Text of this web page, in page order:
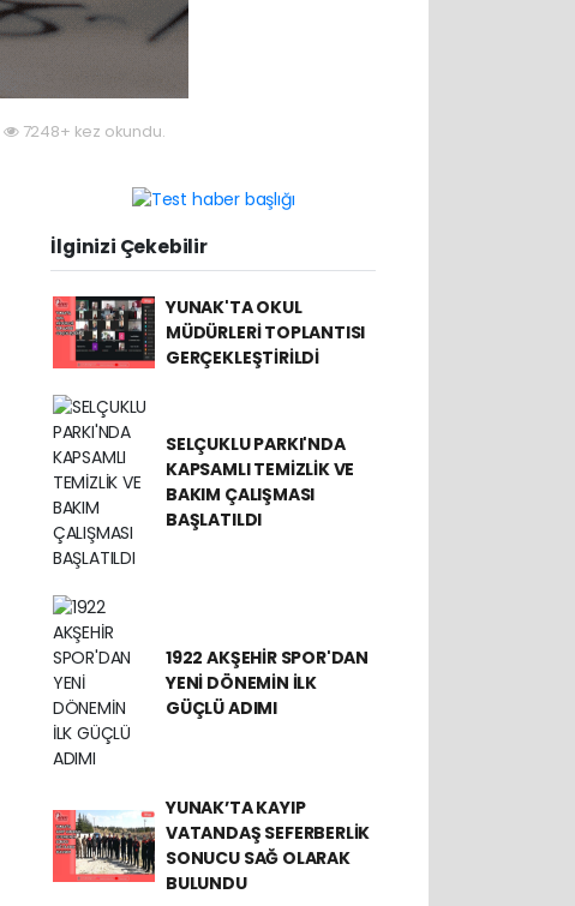
7248+ kez okundu.
İlginizi Çekebilir
YUNAK'TA OKUL
MÜDÜRLERİ TOPLANTISI
GERÇEKLEŞTİRİLDİ
SELÇUKLU PARKI'NDA
KAPSAMLI TEMİZLİK VE
BAKIM ÇALIŞMASI
BAŞLATILDI
1922 AKŞEHİR SPOR'DAN
YENİ DÖNEMİN İLK
GÜÇLÜ ADIMI
YUNAK’TA KAYIP
VATANDAŞ SEFERBERLİK
SONUCU SAĞ OLARAK
BULUNDU